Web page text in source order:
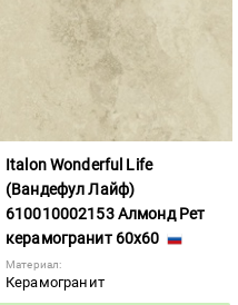
Italon Wonderful Life
(Вандефул Лайф)
610010002153 Алмонд Рет
керамогранит 60x60
Материал:
Керамогранит